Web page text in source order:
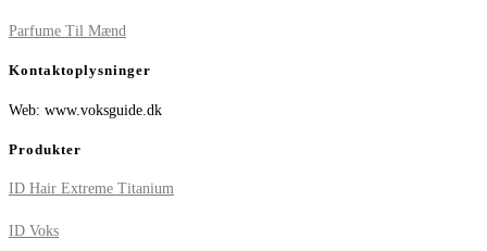
Parfume Til Mænd
Kontaktoplysninger
Web: www.voksguide.dk
Produkter
ID Hair Extreme Titanium
ID Voks